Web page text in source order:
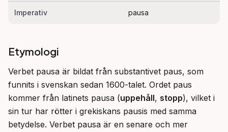
Imperativ pausa
Etymologi
Verbet pausa är bildat från substantivet paus, som
funnits i svenskan sedan 1600-talet. Ordet paus
kommer från latinets pausa (uppehåll, stopp), vilket i
sin tur har rötter i grekiskans pausis med samma
betydelse. Verbet pausa är en senare och mer